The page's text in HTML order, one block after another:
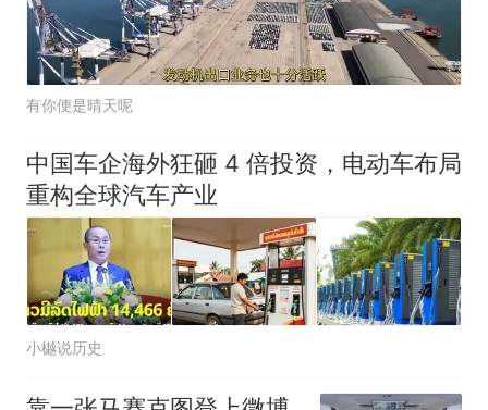
有你便是晴天呢
中国车企海外狂砸 4 倍投资，电动车布局
重构全球汽车产业
小樾说历史